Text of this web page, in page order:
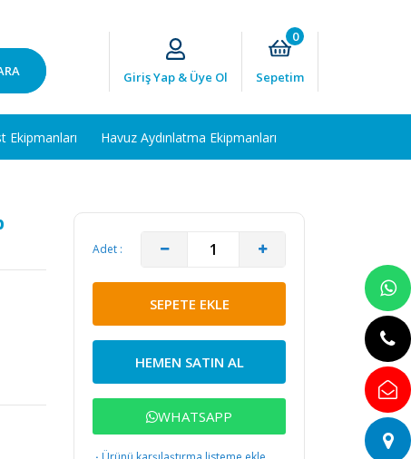
Giriş Yap & Üye Ol
0
Sepetim
Ekipmanları Havuz Aydınlatma Ekipmanları
Adet :
SEPETE EKLE
HEMEN SATIN AL
WHATSAPP